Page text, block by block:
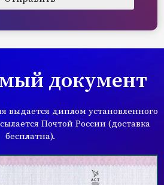
документ
выдается диплом установленного
Почтой России (доставка
бесплатна).